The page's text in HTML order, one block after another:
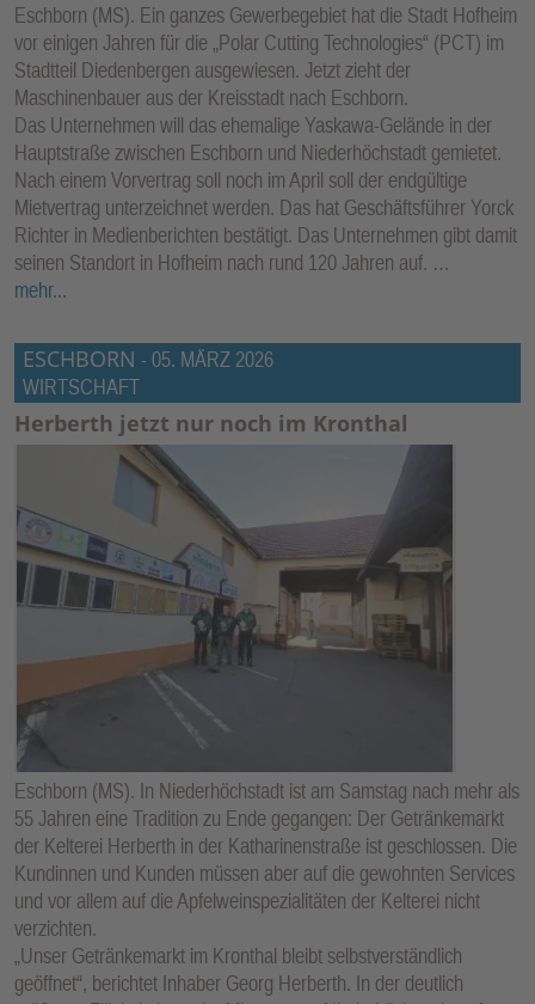
Eschborn (MS). Ein ganzes Gewerbegebiet hat die Stadt Hofheim
vor einigen Jahren für die „Polar Cutting Technologies“ (PCT) im
Stadtteil Diedenbergen ausgewiesen. Jetzt zieht der
Maschinenbauer aus der Kreisstadt nach Eschborn.
Das Unternehmen will das ehemalige Yaskawa-Gelände in der
Hauptstraße zwischen Eschborn und Niederhöchstadt gemietet.
Nach einem Vorvertrag soll noch im April soll der endgültige
Mietvertrag unterzeichnet werden. Das hat Geschäftsführer Yorck
Richter in Medienberichten bestätigt. Das Unternehmen gibt damit
seinen Standort in Hofheim nach rund 120 Jahren auf. …
mehr...
ESCHBORN - 05. MÄRZ 2026
WIRTSCHAFT
Herberth jetzt nur noch im Kronthal
Eschborn (MS). In Niederhöchstadt ist am Samstag nach mehr als
55 Jahren eine Tradition zu Ende gegangen: Der Getränkemarkt
der Kelterei Herberth in der Katharinenstraße ist geschlossen. Die
Kundinnen und Kunden müssen aber auf die gewohnten Services
und vor allem auf die Apfelweinspezialitäten der Kelterei nicht
verzichten.
„Unser Getränkemarkt im Kronthal bleibt selbstverständlich
geöffnet“, berichtet Inhaber Georg Herberth. In der deutlich